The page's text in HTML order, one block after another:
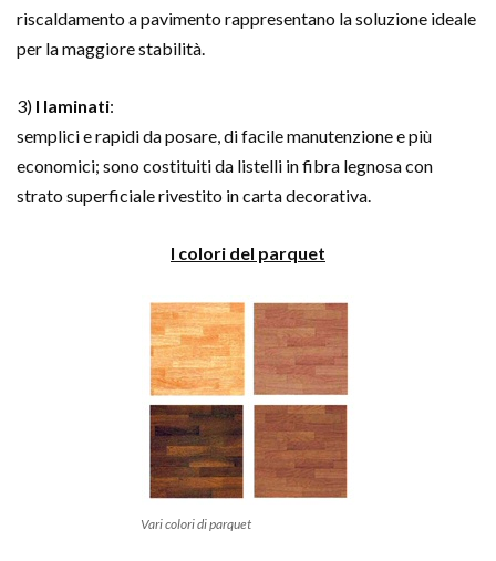
riscaldamento a pavimento rappresentano la soluzione ideale
per la maggiore stabilità.
3) I laminati:
semplici e rapidi da posare, di facile manutenzione e più
economici; sono costituiti da listelli in fibra legnosa con
strato superficiale rivestito in carta decorativa.
I colori del parquet
Vari colori di parquet